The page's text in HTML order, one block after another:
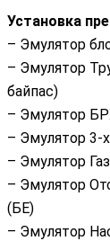
Установка
– Эмулятор
– Эмулятор
байпас)
– Эмулятор
– Эмулятор 3-
– Эмулятор
– Эмулятор
(БЕ)
– Эмулятор